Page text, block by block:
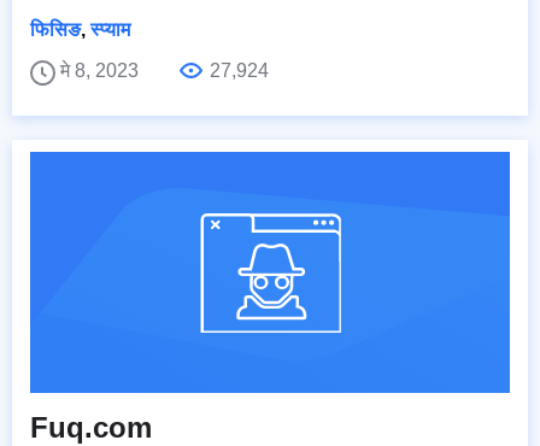
फिसिङ,स्प्याम
मे 8, 2023
27,924
Fuq.com